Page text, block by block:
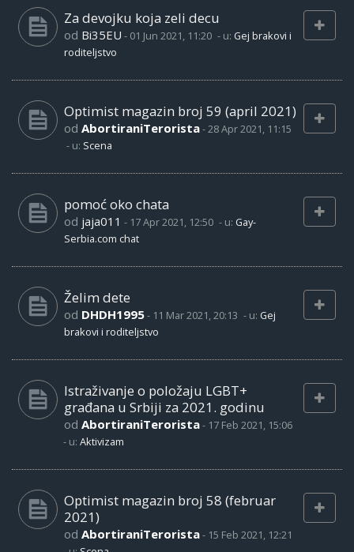
Za devojku koja zeli decu
od Bi35EU - 01 Jun 2021, 11:20 - u: Gej brakovi i
roditeljstvo
Optimist magazin broj 59 (april 2021)
od AbortiraniTerorista-28 Apr 2021, 11:15
- u: Scena
pomoć oko chata
od jaja011 - 17 Apr 2021, 12:50 - u: Gay-
Serbia.com chat
Želim dete
od DHDH1995- 11 Mar 2021, 20:13 - u: Gej
brakovi i roditeljstvo
Istraživanje o položaju LGBT+
građana u Srbiji za 2021. godinu
od AbortiraniTerorista- 17 Feb 2021, 15:06
- u: Aktivizam
Optimist magazin broj 58 (februar
2021)
od AbortiraniTerorista- 15 Feb 2021, 12:21